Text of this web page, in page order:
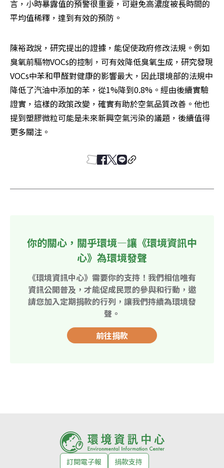
言，小時暴露值的預警很重要，可避免高濃度被長時間的
平均值稀釋，達到有效的預防。
陳裕政說，研究提出的證據，能促使政府修改法規。例如
臭氧前驅物VOCs的控制，可有效降低臭氧生成，研究發現
VOCs中苯和甲醛對健康的影響最大，因此環境部的法規中
降低了汽油中添加的苯，從1%降到0.8%。經由後續實驗
證實，這樣的政策改變，確實有助於空氣品質改善。他也
提到塑膠微粒可能是未來新興空氣污染的議題，後續值得
更多關注。
你的關心，關乎環境—讓《環境資訊中
心》為環境發聲
《環境資訊中心》需要你的支持！我們相信唯有
資訊公開普及，才能促成民眾的參與和行動，邀
請您加入定期捐款的行列，讓我們持續為環境發
聲。
前往捐款
訂閱電子報 捐款支持